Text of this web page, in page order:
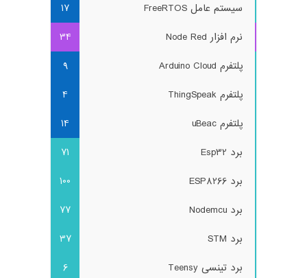
سیستم عامل FreeRTOS
17
نرم افزار Node Red
34
پلتفرم Arduino Cloud
9
پلتفرم ThingSpeak
4
پلتفرم uBeac
14
برد Esp32
71
برد ESP8266
100
برد Nodemcu
77
برد STM
37
برد تینسی Teensy
6